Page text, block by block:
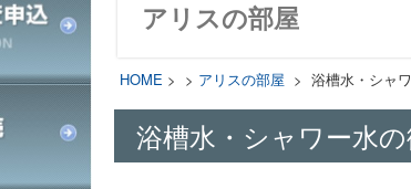
アリスの部屋
HOME > > アリスの部屋 > 浴槽水・シャ
浴槽水・シャワー水の